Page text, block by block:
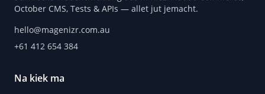
October CMS, Tests & APIs — allet jut jemacht.
hello@magenizr.com.au
+61 412 654 384
Na kiek ma